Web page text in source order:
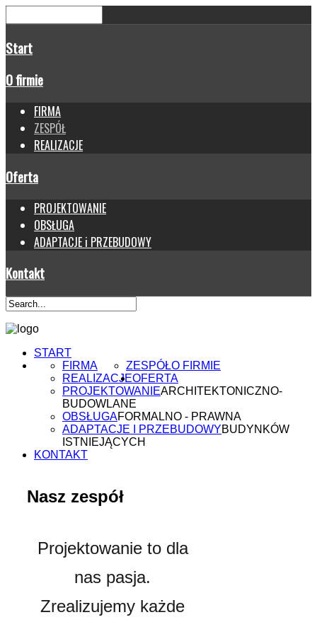
Start
O firmie
FIRMA
ZESPÓŁ
REALIZACJE
Oferta
PROJEKTOWANIE
OBSŁUGA
ADAPTACJE i PRZEBUDOWY
Kontakt
START
O FIRMIE
FIRMA
ZESPÓŁ
REALIZACJEOFERTA
PROJEKTOWANIEARCHITEKTONICZNO-
BUDOWLANE
OBSŁUGAFORMALNO - PRAWNA
ADAPTACJE I PRZEBUDOWYBUDYNKÓW
ISTNIEJĄCYCH
KONTAKT
Nasz zespół
Projektowanie to dla
nas pasja.
Zrealizujemy każde